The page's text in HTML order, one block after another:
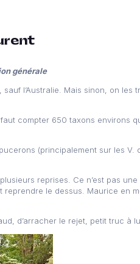
générale
l’Australie. Mais sinon, on les
compter 650 taxons environs
(principalement sur les
reprises. Ce n’est pas
le dessus. Maurice en
d’arracher le rejet, petit truc à